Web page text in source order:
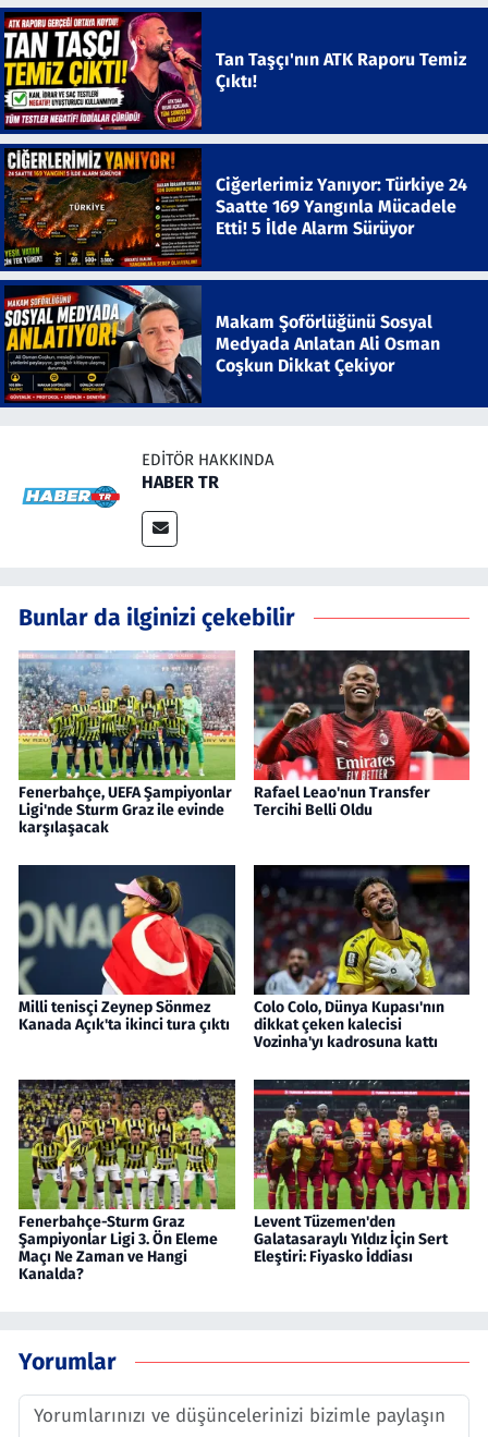
Tan Taşçı'nın ATK Raporu Temiz
Çıktı!
Ciğerlerimiz Yanıyor: Türkiye 24
Saatte 169 Yangınla Mücadele
Etti! 5 İlde Alarm Sürüyor
Makam Şoförlüğünü Sosyal
Medyada Anlatan Ali Osman
Coşkun Dikkat Çekiyor
EDITÖR HAKKINDA
HABER TR
Bunlar da ilginizi çekebilir
Fenerbahçe, UEFA Şampiyonlar
Ligi'nde Sturm Graz ile evinde
karşılaşacak
Rafael Leao'nun Transfer
Tercihi Belli Oldu
Milli tenisçi Zeynep Sönmez
Kanada Açık'ta ikinci tura çıktı
Colo Colo, Dünya Kupası'nın
dikkat çeken kalecisi
Vozinha'yı kadrosuna kattı
Fenerbahçe-Sturm Graz
Şampiyonlar Ligi 3. Ön Eleme
Maçı Ne Zaman ve Hangi
Kanalda?
Levent Tüzemen'den
Galatasaraylı Yıldız İçin Sert
Eleştiri: Fiyasko İddiası
Yorumlar